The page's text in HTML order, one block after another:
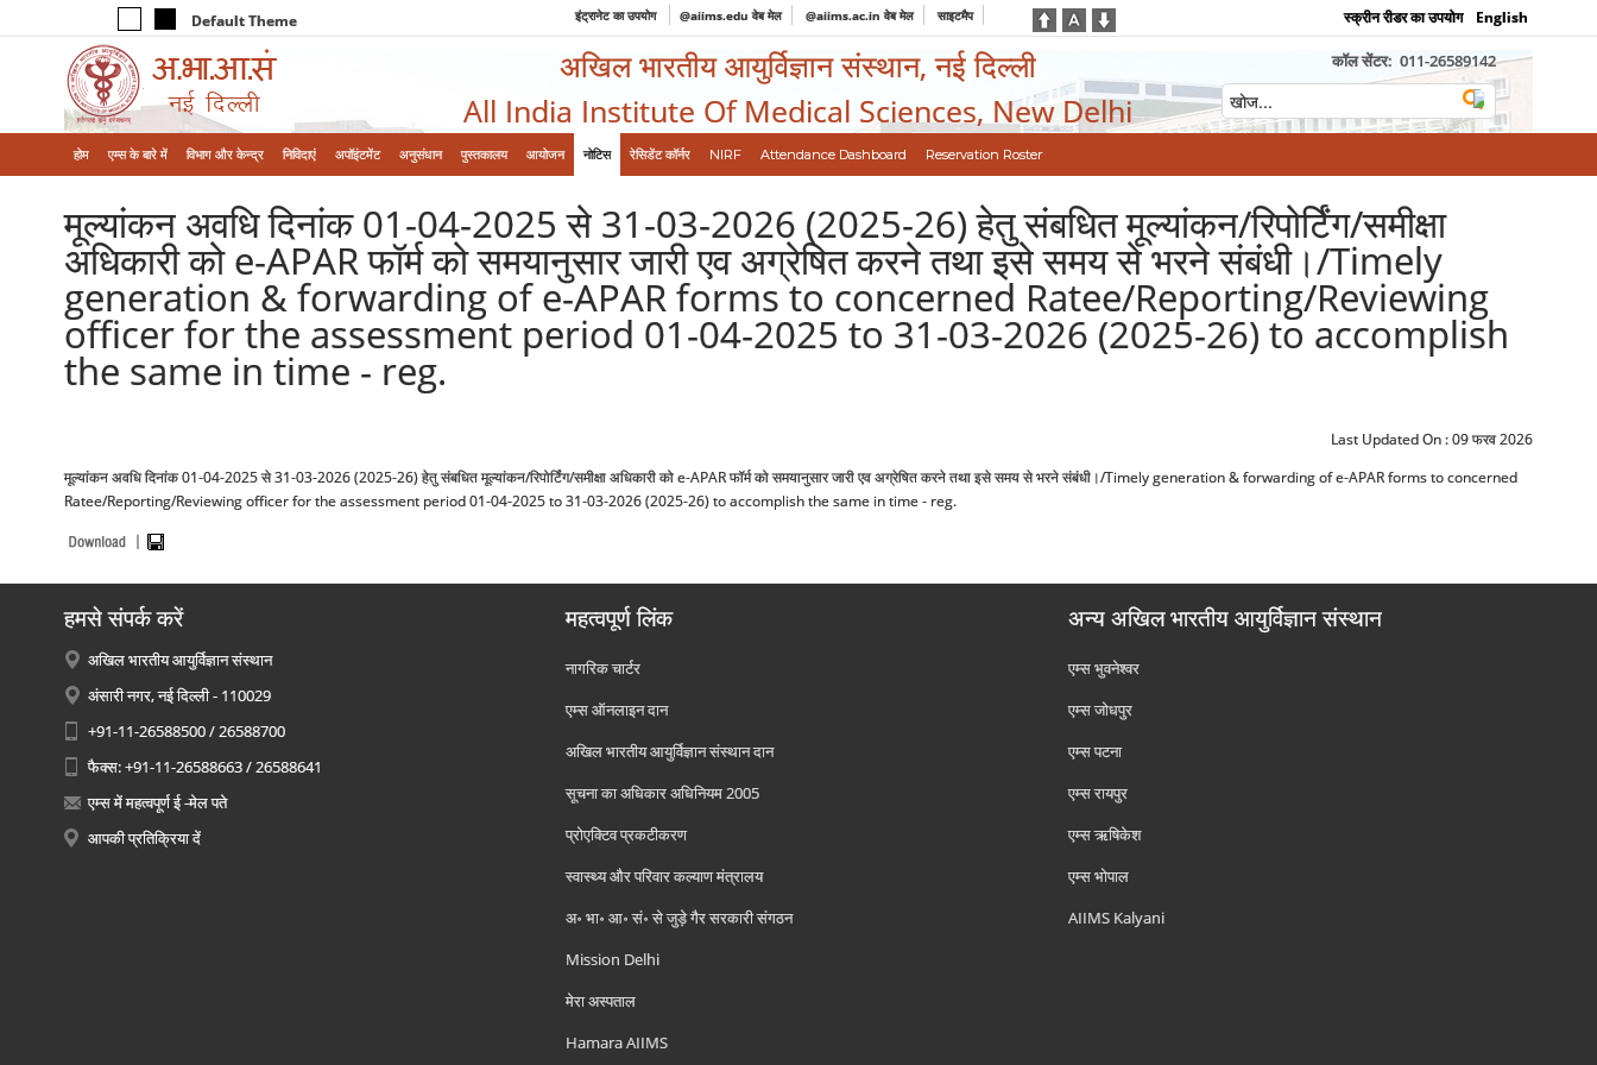
Default Theme इंट्रानेट का उपयोग @aiims.edu वेब मेल @aiims.ac.in वेब मेल साइटमैप स्क्रीन रीडर का उपयोग English
अखिल भारतीय आयुर्विज्ञान संस्थान, नई दिल्ली
All India Institute Of Medical Sciences, New Delhi
कॉल सेंटर: 011-26589142
होम एम्‍स के बारे में विभाग और केन्‍द्र निविदाएं अपॉइंटमेंट अनुसंधान पुस्तकालय आयोजन नोटिस रेसिडेंट कॉर्नर NIRF Attendance Dashboard Reservation Roster
मूल्यांकन अवधि दिनांक 01-04-2025 से 31-03-2026 (2025-26) हेतु संबधित मूल्यांकन/रिपोर्टिंग/समीक्षा
अधिकारी को e-APAR फॉर्म को समयानुसार जारी एव अग्रेषित करने तथा इसे समय से भरने संबंधी।/Timely
generation & forwarding of e-APAR forms to concerned Ratee/Reporting/Reviewing
officer for the assessment period 01-04-2025 to 31-03-2026 (2025-26) to accomplish
the same in time - reg.
Last Updated On :09 फरव 2026
मूल्यांकन अवधि दिनांक 01-04-2025 से 31-03-2026 (2025-26) हेतु संबधित मूल्यांकन/रिपोर्टिंग/समीक्षा अधिकारी को e-APAR फॉर्म को समयानुसार जारी एव अग्रेषित करने तथा इसे समय से भरने संबंधी।/Timely generation & forwarding of e-APAR forms to concerned
Ratee/Reporting/Reviewing officer for the assessment period 01-04-2025 to 31-03-2026 (2025-26) to accomplish the same in time - reg.
हमसे संपर्क करें
अखिल भारतीय आयुर्विज्ञान संस्थान
अंसारी नगर, नई दिल्ली - 110029
+91-11-26588500 / 26588700
फैक्स: +91-11-26588663 / 26588641
एम्स में महत्वपूर्ण ई -मेल पते
आपकी प्रतिक्रिया दें
महत्वपूर्ण लिंक
नागरिक चार्टर
एम्स ऑनलाइन दान
अखिल भारतीय आयुर्विज्ञान संस्थान दान
सूचना का अधिकार अधिनियम 2005
प्रोएक्टिव प्रकटीकरण
स्वास्थ्य और परिवार कल्याण मंत्रालय
अ॰ भा॰ आ॰ सं॰ से जुड़े गैर सरकारी संगठन
Mission Delhi
मेरा अस्पताल
Hamara AIIMS
अन्य अखिल भारतीय आयुर्विज्ञान संस्थान
एम्‍स भुवनेश्वर
एम्‍स जोधपुर
एम्‍स पटना
एम्‍स रायपुर
एम्‍स ऋषिकेश
एम्‍स भोपाल
AIIMS Kalyani